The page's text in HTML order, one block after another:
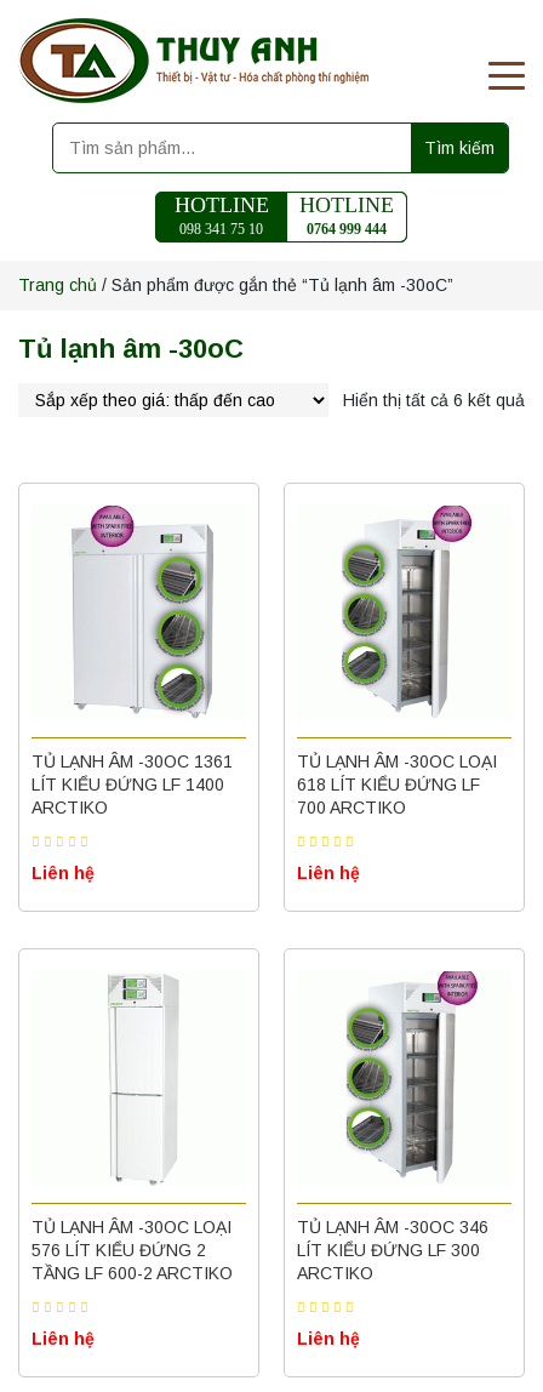
Tìm kiếm
HOTLINE
098 341 75 10
HOTLINE
0764 999 444
Trang chủ / Sản phẩm được gắn thẻ “Tủ lạnh âm -30oC”
Tủ lạnh âm -30oC
Hiển thị tất cả 6 kết quả
TỦ LẠNH ÂM -30OC 1361
LÍT KIỂU ĐỨNG LF 1400
ARCTIKO
Liên hệ
TỦ LẠNH ÂM -30OC LOẠI
618 LÍT KIỂU ĐỨNG LF
700 ARCTIKO
Liên hệ
TỦ LẠNH ÂM -30OC LOẠI
576 LÍT KIỂU ĐỨNG 2
TẦNG LF 600-2 ARCTIKO
Liên hệ
TỦ LẠNH ÂM -30OC 346
LÍT KIỂU ĐỨNG LF 300
ARCTIKO
Liên hệ